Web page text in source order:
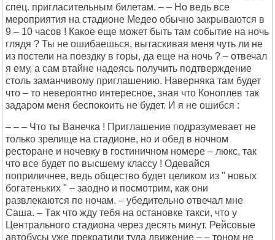
спец. пригласительным билетам. – – Но ведь все
мероприятия на стадионе Медео обычно закрываются в
9 – 10 часов ! Какое еще может быть там событие на ночь
глядя ? Ты не ошибаешься, вытаскивая меня чуть ли не
из постели на поездку в горы, да еще на ночь ? – отвечал
я ему, а сам втайне надеясь получить подтверждение
столь заманчивому приглашению. Наверняка там будет
что – то невероятно интересное, зная что Коноплев так
задаром меня беспокоить не будет. И я не ошибся :
– – – Что ты Ванечка ! Приглашение подразумевает не
только зрелище на стадионе, но и обед в ночном
ресторане и ночевку в гостиничном номере – люкс, так
что все будет по высшему классу ! Одевайся
поприличнее, ведь общество будет целиком из " новых
богатеньких " – заодно и посмотрим, как они
развлекаются по ночам. – убедительно отвечал мне
Саша. – Так что жду тебя на остановке такси, что у
Центрального стадиона через десять минут. Рейсовые
автобусы уже прекратили туда движение – – тоном не